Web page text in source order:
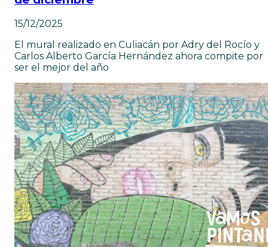
15/12/2025
El mural realizado en Culiacán por Adry del Rocío y
Carlos Alberto García Hernández ahora compite por
ser el mejor del año